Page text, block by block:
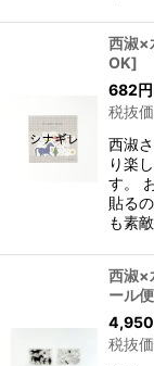
西淑×
OK]
682円
税抜
西淑
り楽
す。
貼る
も素
西淑×
ール
4,950
税抜